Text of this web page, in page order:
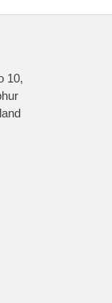
10,